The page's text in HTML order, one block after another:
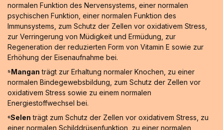
normalen Funktion des Nervensystems, einer normalen
psychischen Funktion, einer normalen Funktion des
Immunsystems, zum Schutz der Zellen vor oxidativem Stress,
zur Verringerung von Müdigkeit und Ermüdung, zur
Regeneration der reduzierten Form von Vitamin E sowie zur
Erhöhung der Eisenaufnahme bei.
⁵Mangan trägt zur Erhaltung normaler Knochen, zu einer
normalen Bindegewebsbildung, zum Schutz der Zellen vor
oxidativem Stress sowie zu einem normalen
Energiestoffwechsel bei.
⁶Selen trägt zum Schutz der Zellen vor oxidativem Stress, zu
einer normalen Schilddrüsenfunktion, zu einer normalen